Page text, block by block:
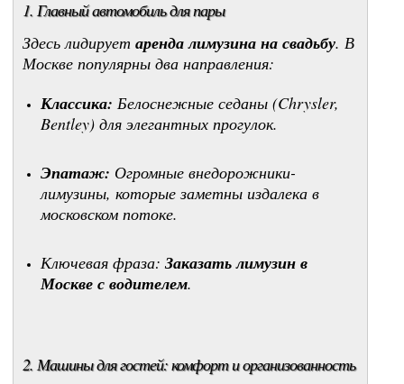
1. Главный автомобиль для пары
Здесь лидирует аренда лимузина на свадьбу. В
Москве популярны два направления:
Классика: Белоснежные седаны (Chrysler,
Bentley) для элегантных прогулок.
Эпатаж: Огромные внедорожники-
лимузины, которые заметны издалека в
московском потоке.
Ключевая фраза: Заказать лимузин в
Москве с водителем.
2. Машины для гостей: комфорт и организованность